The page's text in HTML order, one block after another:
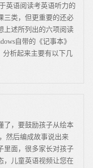
英语阅读考英语听力的
三类，但更重要的还必
上述所列出的六项阅读
自带的《记事本》
分析起来主要有以下几
了，要鼓励孩子从绘本
然后编成故事说出来
里面，很多家长对孩子
，儿童英语视频让您在